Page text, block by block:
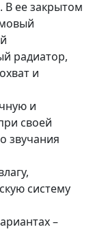
В ее закрытом
радиатор,
и
и
своей
звучания
систему
–